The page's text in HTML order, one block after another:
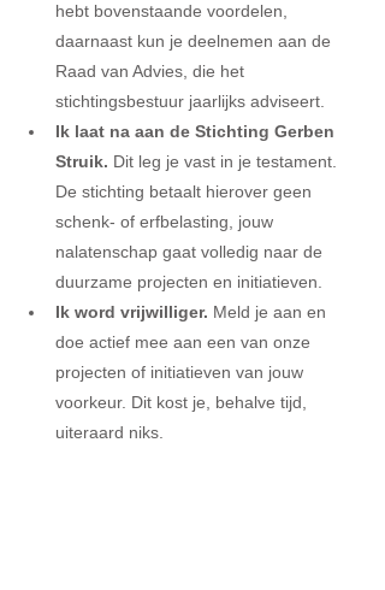
hebt bovenstaande voordelen,
daarnaast kun je deelnemen aan de
Raad van Advies, die het
stichtingsbestuur jaarlijks adviseert.
Ik laat na aan de Stichting Gerben
Struik. Dit leg je vast in je testament.
De stichting betaalt hierover geen
schenk- of erfbelasting, jouw
nalatenschap gaat volledig naar de
duurzame projecten en initiatieven.
Ik word vrijwilliger. Meld je aan en
doe actief mee aan een van onze
projecten of initiatieven van jouw
voorkeur. Dit kost je, behalve tijd,
uiteraard niks.